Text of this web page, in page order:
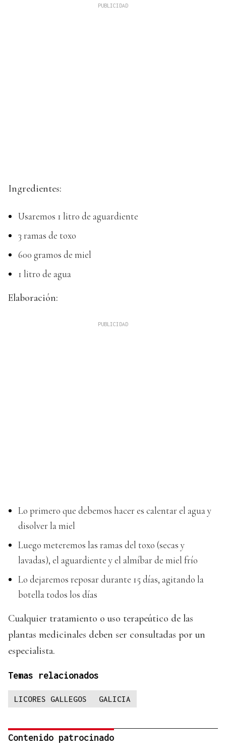
Ingredientes:
Usaremos 1 litro de aguardiente
3 ramas de toxo
600 gramos de miel
1 litro de agua
Elaboración:
Lo primero que debemos hacer es calentar el agua y
disolver la miel
Luego meteremos las ramas del toxo (secas y
lavadas), el aguardiente y el almíbar de miel frío
Lo dejaremos reposar durante 15 días, agitando la
botella todos los días
Cualquier tratamiento o uso terapeútico de las
plantas medicinales deben ser consultadas por un
especialista.
Temas relacionados
LICORES GALLEGOS GALICIA
Contenido patrocinado